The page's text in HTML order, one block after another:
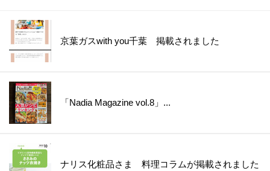
京葉ガスwith you千葉 掲載されました
「Nadia Magazine vol.8」...
ナリス化粧品さま 料理コラムが掲載されました